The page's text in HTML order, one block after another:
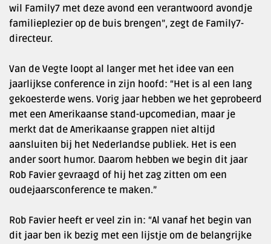
wil Family7 met deze avond een verantwoord avondje
familieplezier op de buis brengen”, zegt de Family7-
directeur.
Van de Vegte loopt al langer met het idee van een
jaarlijkse conference in zijn hoofd: “Het is al een lang
gekoesterde wens. Vorig jaar hebben we het geprobeerd
met een Amerikaanse stand-upcomedian, maar je
merkt dat de Amerikaanse grappen niet altijd
aansluiten bij het Nederlandse publiek. Het is een
ander soort humor. Daarom hebben we begin dit jaar
Rob Favier gevraagd of hij het zag zitten om een
oudejaarsconference te maken.”
Rob Favier heeft er veel zin in: “Al vanaf het begin van
dit jaar ben ik bezig met een lijstje om de belangrijke